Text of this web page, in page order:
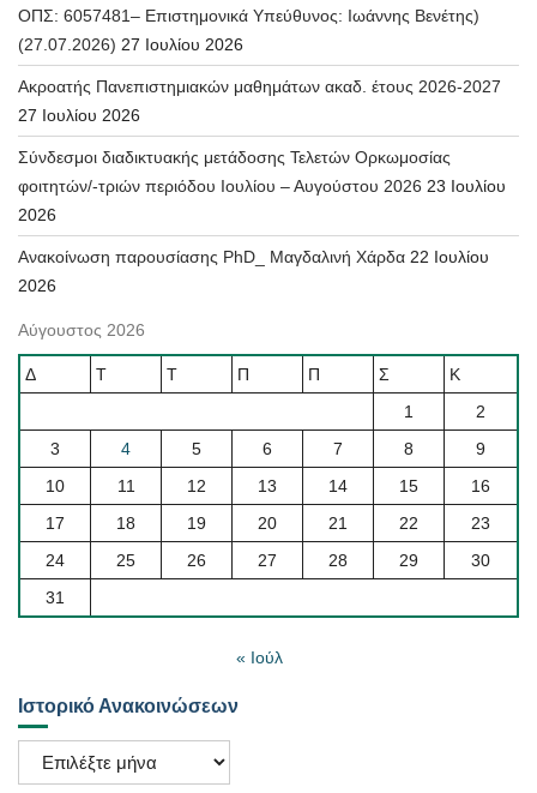
ΟΠΣ: 6057481– Επιστημονικά Υπεύθυνος: Ιωάννης Βενέτης)
(27.07.2026) 27 Ιουλίου 2026
Ακροατής Πανεπιστημιακών μαθημάτων ακαδ. έτους 2026-2027
27 Ιουλίου 2026
Σύνδεσμοι διαδικτυακής μετάδοσης Τελετών Ορκωμοσίας
φοιτητών/-τριών περιόδου Ιουλίου – Αυγούστου 2026 23 Ιουλίου
2026
Ανακοίνωση παρουσίασης PhD_ Μαγδαλινή Χάρδα 22 Ιουλίου
2026
Αύγουστος 2026
Δ Τ Τ Π Π Σ
Κ
1
2
3
4 5 6 7 8
9
10
11 12 13 14 15
16
17
18 19 20 21 22
23
24
25 26 27 28 29
30
31
« Ιούλ
Ιστορικό Ανακοινώσεων
Ιστορικό
Ανακοινώσεων